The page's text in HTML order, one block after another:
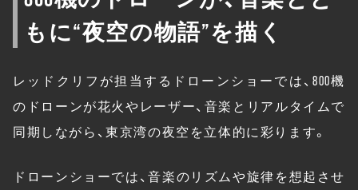
もに“夜空の物語”を描く
レッドクリフが担当するドローンショーでは、800機
のドローンが花火やレーザー、音楽とリアルタイムで
同期しながら、東京湾の夜空を立体的に彩ります。
ドローンショーでは、音楽のリズムや旋律を想起させ